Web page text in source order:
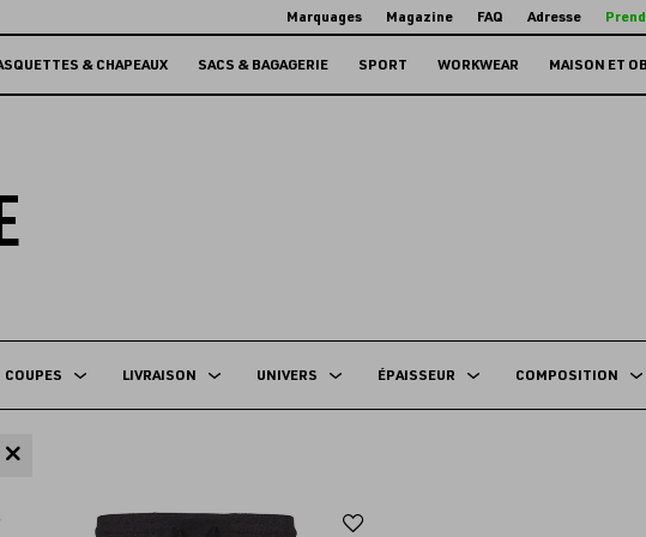
Marquages Magazine FAQ Adresse
& CHAPEAUX SACS & BAGAGERIE SPORT WORKWEAR MAISON ET
COUPES LIVRAISON UNIVERS ÉPAISSEUR COMPOSITION